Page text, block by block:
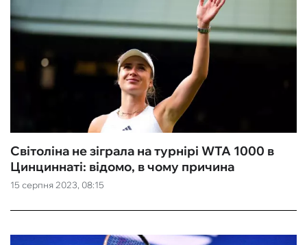
15 серпня 2023, 08:15
Світоліна не зіграла на турнірі WTA 1000 в
Цинциннаті: відомо, в чому причина